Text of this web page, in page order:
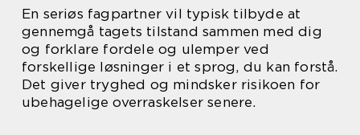
En seriøs fagpartner vil typisk tilbyde at
gennemgå tagets tilstand sammen med dig
og forklare fordele og ulemper ved
forskellige løsninger i et sprog, du kan forstå.
Det giver tryghed og mindsker risikoen for
ubehagelige overraskelser senere.